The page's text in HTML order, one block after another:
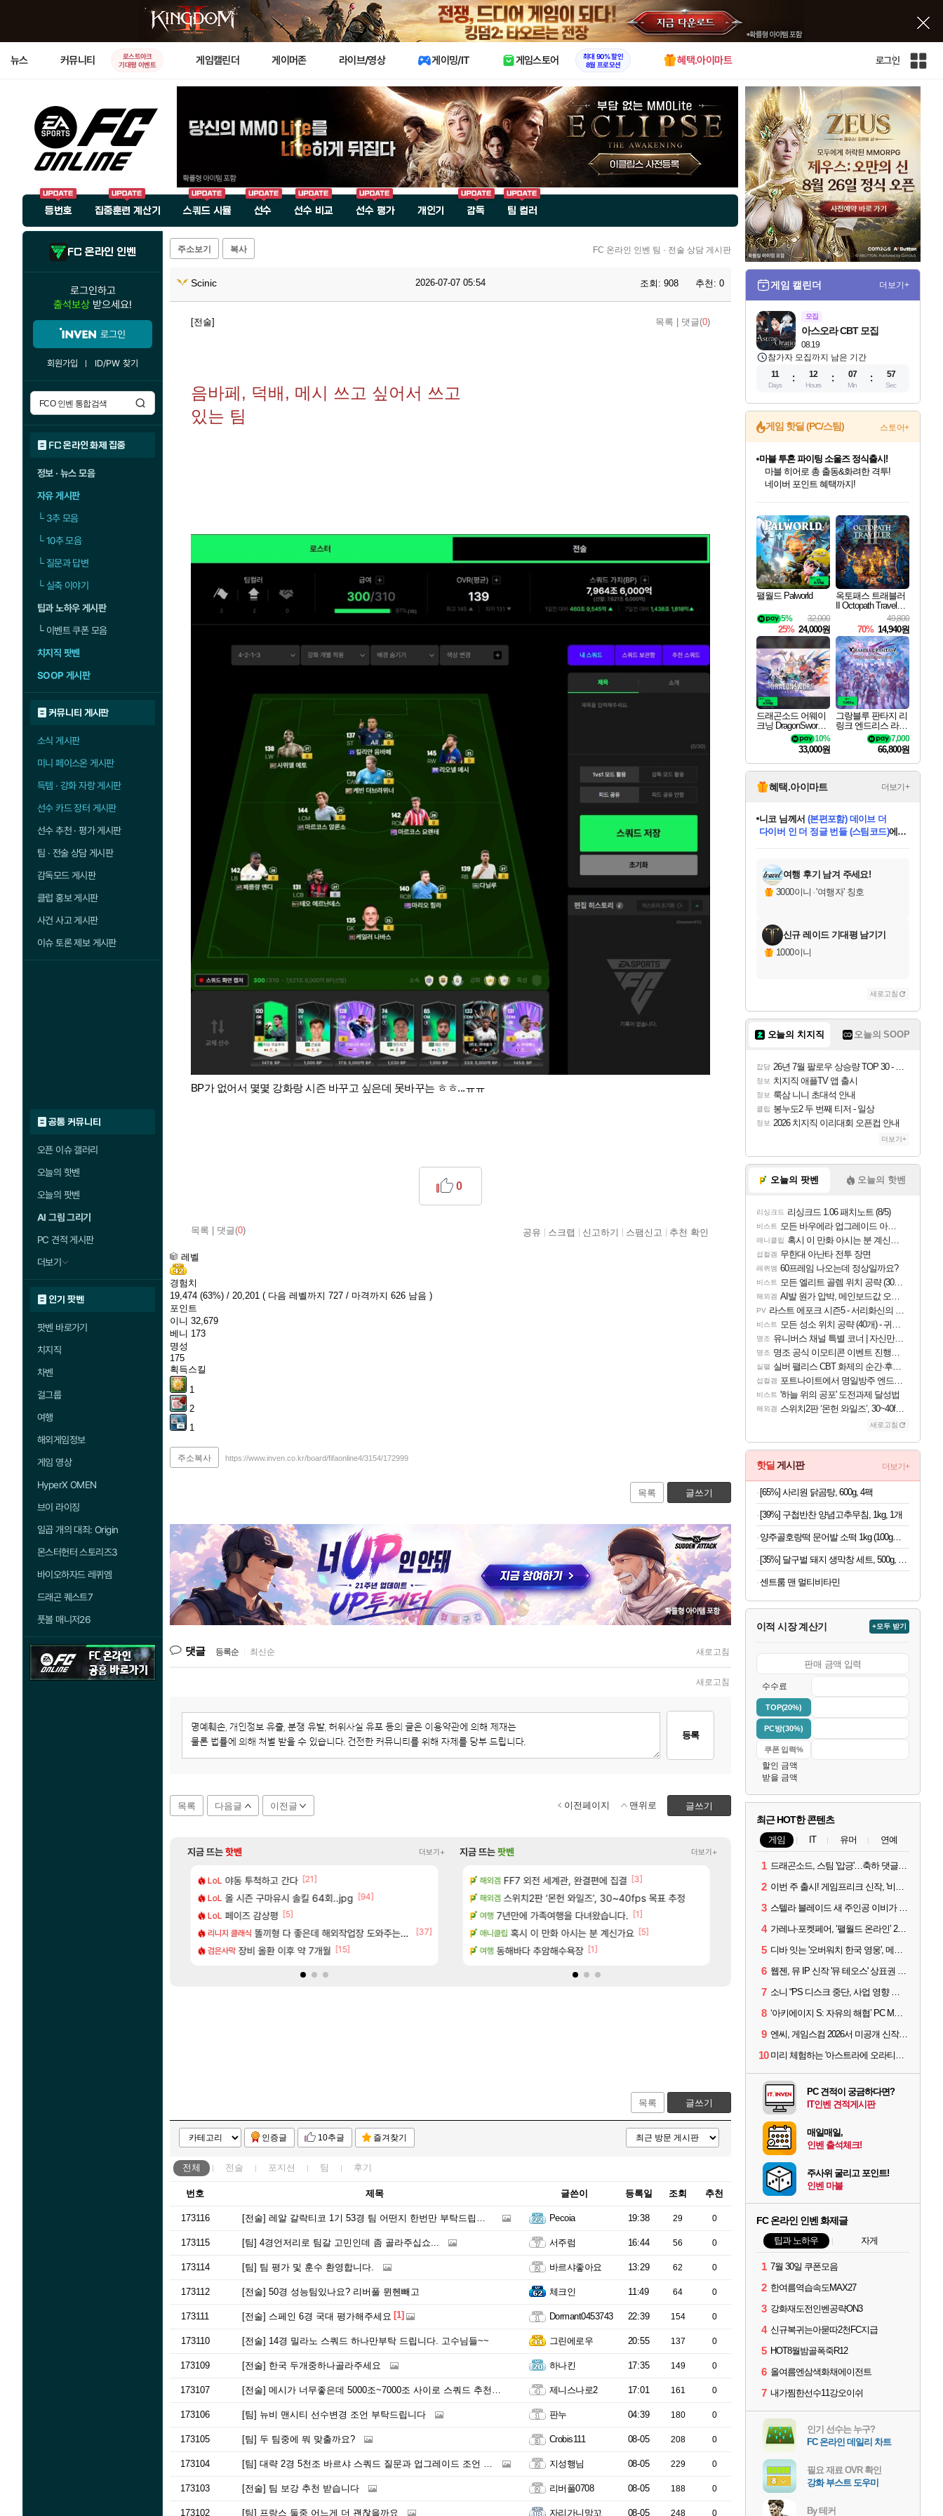
X
뉴스 커뮤니티
로스트아크
기대평 이벤트
게임캘린더 게이머존 라이브/영상 게이밍/IT 게임스토어
최대 90% 할인
8월 프로모션
혜택.아이마트 로그인
인
체
사
등번호 집중훈련 계산기 스쿼드 시뮬 선수 선수 비교 선수 평가 개인기 감독 팀 컬러
FC 온라인 인벤
로그인하고
출석보상 받으세요!
로그인
회원가입 ID/PW 찾기
FC 온라인 화제 집중
정보 · 뉴스 모음
자유 게시판
└3추 모음
└10추 모음
└질문과 답변
└실축 이야기
팁과 노하우 게시판
└이벤트 쿠폰 모음
치지직 팟벤
SOOP 게시판
커뮤니티 게시판
소식 게시판
미니 페이스온 게시판
득템 · 강화 자랑 게시판
선수 카드 장터 게시판
선수 추천 · 평가 게시판
팀 · 전술 상담 게시판
감독모드 게시판
클럽 홍보 게시판
사건 사고 게시판
이슈 토론 제보 게시판
공통 커뮤니티
오픈 이슈 갤러리
오늘의 핫벤
오늘의 팟벤
AI 그림 그리기
PC 견적 게시판
더보기
인기 팟벤
팟벤 바로가기
치지직
차벤
걸그룹
여행
해외게임정보
게임 영상
HyperX OMEN
브이 라이징
일곱 개의 대죄: Origin
몬스터헌터 스토리즈3
바이오하자드 레퀴엠
드래곤 퀘스트7
풋볼 매니저26
주소보기 복사 FC 온라인 인벤 팀 · 전술 상담 게시판
Scinic 2026-07-07 05:54 조회: 908 추천: 0
[전술] 목록 댓글(0)
음바페, 덕배, 메시 쓰고 싶어서 쓰고
있는 팀
BP가 없어서 몇몇 강화랑 시즌 바꾸고 싶은데 못바꾸는 ㅎㅎ...ㅠㅠ
목록 | 댓글(0)
0
공유 스크랩 신고하기 스팸신고 추천 확인
레벨
경험치
19,474 (63%) / 20,201 ( 다음 레벨까지 727 / 마격까지 626 남음 )
포인트
이니 32,679
베니 173
명성
175
획득스킬
1
2
1
주소복사 https://www.inven.co.kr/board/fifaonline4/3154/172999
목록 글쓰기
댓글 등록순 최신순 새로고침
새로고침
등록
목록 다음글 이전글 글쓰기
이전페이지 맨위로
지금 뜨는핫벤 더보기+
LoL 야동 투척하고 간다 [21]
LoL 올 시즌 구마유시 솔킬 64회..jpg [94]
LoL 페이즈 감상평 [5]
리니지 클래식 똘끼형 다 좋은데 해외작업장 도와주는 짓은 좀 아니지않냐?
[37]
검은사막 장비 올환 이후 약 7개월 [15]
오버워치 D.Mon 애니메이션 영웅 시네마틱
[7]
검은사막 하이퍼 부스트 이후 길 잃은 뉴비분들! [12]
메이플 8월 9일 썬데이 메이플 [155]
LoL 페이즈 영애짤 찾았다 [1]
로아 보상 공지 나온거 10추 하니 올리자
크로체 따왔습니다
고양이를 도구로 쓰는 인방 하꼬 스트리머 박제합니다.
종자들이여, 마음껏 유린하라.jpg [52]
룰러 부활 T1부활 [6]
지금 뜨는팟벤 더보기+
아스오라 아사쿠라 마이 성우 정보 및 주요 필모
아스오라 아스오라 성우 정보 및 출연작 모음
아스오라 아키츠 아키나 성우 정보 및 주요 필모
비스트 모든 성소 위치 공략 (40개) - 귀환한 영혼 도전과제
명조 스누피냥님
해외겜 FF7 외전 세계관, 완결편에 집결 [3]
해외겜 스위치2판 ‘몬헌 와일즈’, 30~40fps 목표 추정
여행 7년만에 가족여행을 다녀왔습니다. [1]
애니클립 혹시 이 만화 아시는 분 계신가요 [5]
여행 동해바다 추암해수욕장 [1]
국내에도 이쁜곳이 많은것 같습니다
AI발 원가 압박, 메인보드값 오르나
리싱크드 리싱크드 1.06 패치노트 (8/5)
해외겜 메모리 3사, 2027년 생산분 완판?
목록 글쓰기
인증글 10추글 즐겨찾기
전체 전술 포지션 팀 후기
번호 제목 글쓴이 등록일 조회 추천
173116 [전술] 레알 갈락티코 1기 53경 팀 어떤지 한번만 부탁드립니다! Pecoia 19:38 29 0
173115 [팀] 4경언저리로 팀갈 고민인데 좀 골라주십쇼... 서주럼 16:44 56 0
173114 [팀] 팀 평가 및 훈수 환영합니다. 바르샤좋아요 13:29 62 0
173112 [전술] 50경 성능팀있나요? 리버풀 뮌헨빼고 체크인 11:49 64 0
173111 [전술] 스페인 6경 국대 평가해주세요 [1] Dormant0453743 22:39 154 0
173110 [전술] 14경 밀라노 스쿼드 하나만부탁 드립니다. 고수님들~~ 그린에로우 20:55 137 0
173109 [전술] 한국 두개중하나골라주세요 하나킨 17:35 149 0
173107 [전술] 메시가 너무좋은데 5000조~7000조 사이로 스쿼드 추천부탁드립니다. 제니스나로2 17:01 161 0
173106 [팀] 뉴비 맨시티 선수변경 조언 부탁드립니다 판누 04:39 180 0
173105 [팀] 두 팀중에 뭐 맞출까요? Crobis111 08-05 208 0
173104 [팀] 대략 2경 5천조 바르샤 스쿼드 질문과 업그레이드 조언 구합니다. 지성행님 08-05 229 0
173103 [전술] 팀 보강 추천 받습니다 리버풀0708 08-05 188 0
173102 [팀] 프랑스 둘중 어느게 더 괜찮을까요 자리가니망꼬 08-05 248 0
게임 캘린더 더보기+
모집
08.19
아스오라 CBT 모집
참가자 모집까지 남은 기간
11
Days
12
Hours
07
Min
55
Sec
게임 핫딜 (PC/스팀) 스토어+
최대 90% 할인가를 만나보세요!
네이버혜택과 함께 만나보세요!
50%할인&추가 적립까지!
마블 투혼 파이팅 소울즈 정식출시!
마블 히어로 총 출동&화려한 격투!
네이버 포인트 혜택까지!
이니&베니 혜택까지!
네이버 혜택가와 함께 예약하세요!
할인&네이버혜택으로 만나보세요!
네이버페이 혜택과 만나보세요!
40주년 프로모션으로 만나보세요!
할인가에 만나보세요!
일부 에디션 상시 할인!
혜택으로 예약 판매 중
편안하게 충전하세요
팰월드 Palworld
32,000
5%
25% 24,000원
옥토패스 트래블러
II Octopath Traveler I
49,800
70% 14,940원
드래곤소드 어웨이
크닝 DragonSword A
10%
33,000원
그랑블루 판타지 리
링크 엔드리스 라그
나로크 Granblue Fa
ntasy Relink Endless
7,000
66,800원
혜택.아이마트 더보기+
교환.
당첨되셨습니다.
니코님께서 (본편포함) 데이브 더
다이버 인 더 정글 번들 (스팀코드)에
당첨되셨습니다.
당첨되셨습니다.
당첨되셨습니다.
당첨되셨습니다.
당첨되셨습니다.
에디션 (스팀코드) 를 교환.
당첨되셨습니다.
여행 후기 남겨 주세요!
3000이니 ·'여행자' 칭호
신규 레이드 기대평 남기기
1000이니
새로고침
오늘의 치지직 오늘의 SOOP
잡담 26년 7월 팔로우 상승량 TOP 30 - 월간 치지직
정보 치지직 애플TV 앱 출시
정보 룩삼 니니 초대석 안내
클립 봉누도2 두 번째 티저 - 일상
정보 2026 치지직 이리대회 오픈컵 안내
더보기+
오늘의 팟벤 오늘의 핫벤
리싱크드 리싱크드 1.06 패치노트 (8/5)
비스트 모든 바우에라 업그레이드 아이템 획득 위치 공략 (89개)
애니클립 혹시 이 만화 아시는 분 계신가요
섭컬겜 무한대 아난타 전투 장면
레퀴엠 60프레임 나오는데 정상일까요?
비스트 모든 엘리트 골렘 위치 공략 (30개) - 방랑 결투가
해외겜 AI발 원가 압박, 메인보드값 오르나
PV 라스트 에포크 시즌5 - 서리화신의 분노 티저
비스트 모든 성소 위치 공략 (40개) - 귀환한 영혼 도전과제
명조 유니버스 채널 특별 코너 | 자신만의 스타일
명조 명조 공식 이모티콘 이벤트 진행해봤습니다! 참여부터 추첨까지????
실팰 실버 팰리스 CBT 화제의 순간·후기 모음
섭컬겜 포트나이트에서 명일방주 엔드필드 [펠리카] 판매 예정
비스트 '하늘 위의 공포' 도전과제 달성법
해외겜 스위치2판 ‘몬헌 와일즈’, 30~40fps 목표 추정
새로고침
핫딜 게시판 더보기+
[65%] 사리원 닭곰탕, 600g, 4팩
[39%] 구첩반찬 양념고추무침, 1kg, 1개
양주골호랑떡 문어발 소떡 1kg (100g당 1,340원)
센트룸 맨 멀티비타민
이적 시장 계산기 +모두 받기
수수료
TOP(20%)
PC방(30%)
할인 금액
받을 금액
최근 HOT한 콘텐츠
게임 IT 유머 연예
1 드래곤소드, 스팀 '압긍'…축하 댓글 달고 게임 코드 받자!
2 이번 주 출시! 게임프리크 신작, '비스트 오브 리인카네이션'
3 스텔라 블레이드 새 주인공 이비가 부릅니다, 'Wanna be in LOVE' 뮤비 공개
4 가레나·포켓페어, ‘팰월드 온라인’ 2026년 출시 예고
5 디바 잇는 '오버워치 한국 영웅', 메카 파일럿 디몬 나온다
6 웹젠, 뮤 IP 신작 '뮤 테오스' 상표권 출원
7 소니 “PS 디스크 중단, 사업 영향 없다”
8 ‘아키에이지 S: 자유의 해협’ PC MMORPG로 개발한다
9 엔씨, 게임스컴 2026서 미공개 신작 최초 공개
10 미리 체험하는 '아스트라에 오라티오'...NC, 8/19부터 CBT 참가자 모집
PC 견적이 궁금하다면?
IT인벤 견적게시판
매일매일,
인벤 출석체크!
주사위 굴리고 포인트!
인벤 마블
FC 온라인 인벤 화제글
팁과 노하우 자게
1 7월 30일 쿠폰모음
2 한여름역습속도MAX27
3 강화재도전인벤공략ON3
4 신규복귀는아묻따2천FC지급
5 HOT8월밤골폭죽R12
6 올여름엔삼색화채에이전트
7 내가찜한선수11강오이쉬
인기 선수는 누구?
FC 온라인 데일리 차트
필요 재료 OVR 확인
강화 부스트 도우미
By 테커